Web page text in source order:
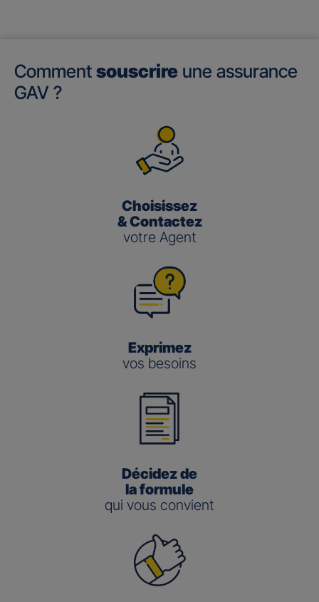
Comment souscrire une assurance
GAV ?
Choisissez
& Contactez
votre Agent
Exprimez
vos besoins
Décidez de
la formule
qui vous convient